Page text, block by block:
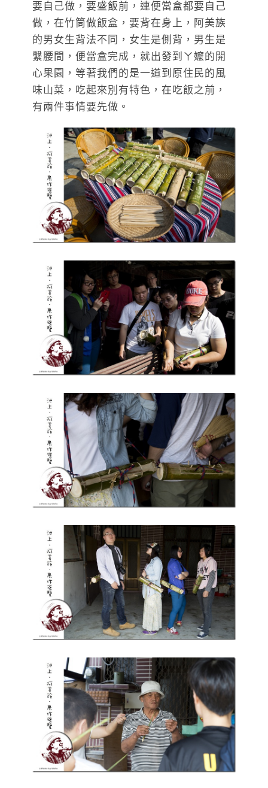
要自己做，要盛飯前，連便當盒都要自己
做，在竹筒做飯盒，要背在身上，阿美族
的男女生背法不同，女生是側背，男生是
繫腰間，便當盒完成，就出發到ㄚ嬤的開
心果園，等著我們的是一道到原住民的風
味山菜，吃起來別有特色，在吃飯之前，
有兩件事情要先做。